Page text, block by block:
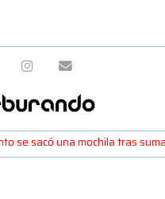
se sacó una mochila tras